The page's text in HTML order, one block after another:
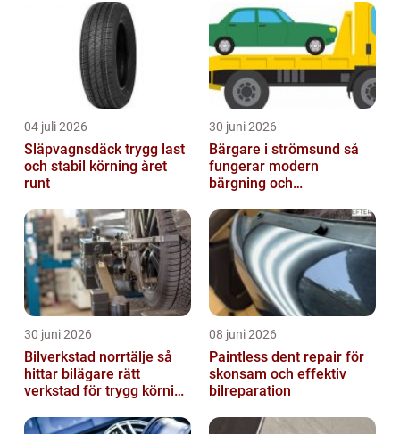
04 juli 2026
Släpvagnsdäck trygg last
och stabil körning året
runt
30 juni 2026
Bärgare i strömsund så
fungerar modern
bärgning och
30 juni 2026
Bilverkstad norrtälje så
hittar bilägare rätt
verkstad för trygg körning
08 juni 2026
Paintless dent repair för
skonsam och effektiv
bilreparation